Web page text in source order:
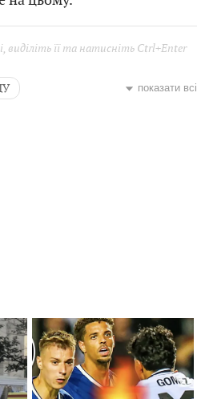
її та натисніть Ctrl+Enter
показати всі